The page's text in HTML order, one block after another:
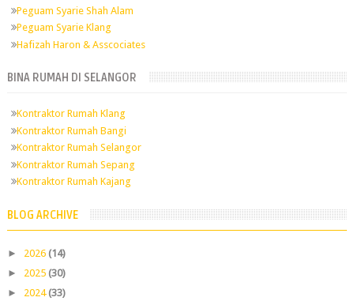
Peguam Syarie Shah Alam
Peguam Syarie Klang
Hafizah Haron & Asscociates
BINA RUMAH DI SELANGOR
Kontraktor Rumah Klang
Kontraktor Rumah Bangi
Kontraktor Rumah Selangor
Kontraktor Rumah Sepang
Kontraktor Rumah Kajang
BLOG ARCHIVE
► 2026 (14)
► 2025 (30)
► 2024 (33)